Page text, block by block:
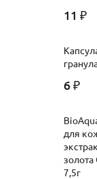
11 ₽
6 ₽
для
золота
7,5г